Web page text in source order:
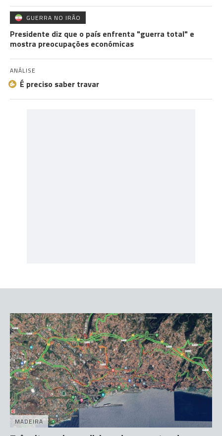
GUERRA NO IRÃO
Presidente diz que o país enfrenta "guerra total" e
mostra preocupações económicas
ANÁLISE
É preciso saber travar
MADEIRA